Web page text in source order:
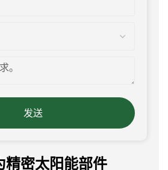
精密太阳能部件
发送